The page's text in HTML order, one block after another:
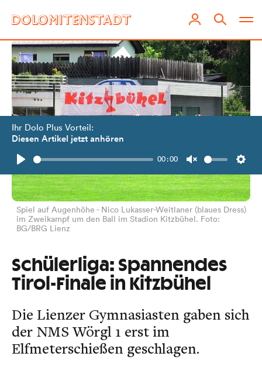
Ihr Dolo Plus Vorteil:
Diesen Artikel jetzt anhören
Play
00:00
Unmute
Spiel auf Augenhöhe - Nico Lukasser-Weitlaner (blaues Dress)
im Zweikampf um den Ball im Stadion Kitzbühel. Foto:
BG/BRG Lienz
Schülerliga: Spannendes
Tirol-Finale in Kitzbühel
Die Lienzer Gymnasiasten gaben sich
der NMS Wörgl 1 erst im
Elfmeterschießen geschlagen.